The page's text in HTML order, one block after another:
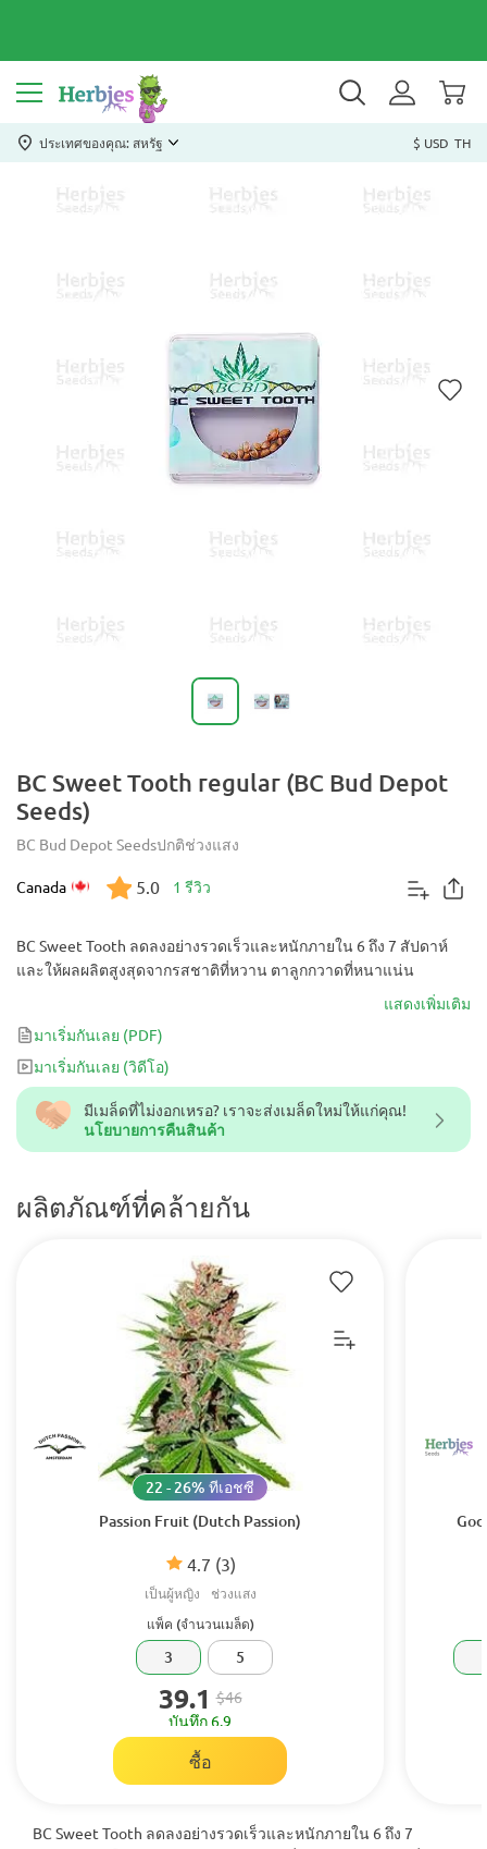
ประเทศของคุณ: สหรัฐ $ USD TH
BC Sweet Tooth regular (BC Bud Depot
Seeds)
BC Bud Depot Seedsปกติช่วงแสง
Canada 5.0 1 รีวิว
มีเมล็ดที่ไม่งอกเหรอ? เราจะส่งเมล็ดใหม่ให้แก่คุณ!
นโยบายการคืนสินค้า
ผลิตภัณฑ์ที่คล้ายกัน
Passion Fruit (Dutch Passion)
4.7 (3)
22 - 26% ทีเอชซี
เป็นผู้หญิง ช่วงแสง
แพ็ค (จำนวนเมล็ด)
3 5
39.1 $46
บันทึก 6.9
ซื้อ
BC Sweet Tooth ลดลงอย่างรวดเร็วและหนักภายใน 6 ถึง 7
BC Sweet Tooth ลดลงอย่างรวดเร็วและหนักภายใน 6 ถึง 7 สัปดาห์
และให้ผลผลิตสูงสุดจากรสชาติที่หวาน ตาลูกกวาดที่หนาแน่น
แสดงเพิ่มเติม
มาเริ่มกันเลย (PDF)
มาเริ่มกันเลย (วิดีโอ)